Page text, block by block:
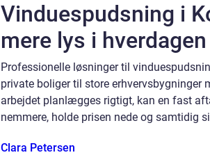
Vinduespudsning i
mere lys i hverdagen
Professionelle løsninger til
private boliger til store erhvervsbygninger
arbejdet planlægges rigtigt, kan en fast
nemmere, holde prisen nede og samtidig
Clara Petersen